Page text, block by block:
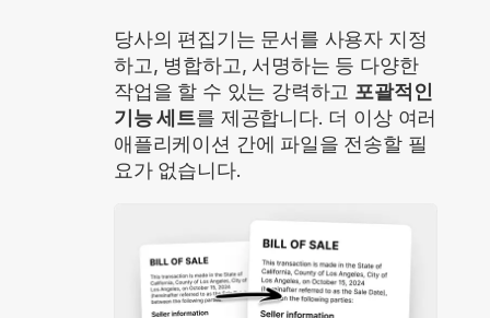
당사의 편집기는 문서를 사용자 지정
하고, 병합하고, 서명하는 등 다양한
작업을 할 수 있는 강력하고 포괄적인
기능 세트를 제공합니다. 더 이상 여러
애플리케이션 간에 파일을 전송할 필
요가 없습니다.